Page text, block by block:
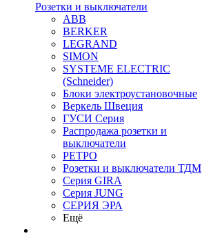
Розетки и выключатели
ABB
BERKER
LEGRAND
SIMON
SYSTEME ELECTRIC
(Schneider)
Блоки электроустановочные
Веркель Швеция
ГУСИ Серия
Распродажа розетки и
выключатели
РЕТРО
Розетки и выключатели ТДМ
Серия GIRA
Серия JUNG
СЕРИЯ ЭРА
Ещё